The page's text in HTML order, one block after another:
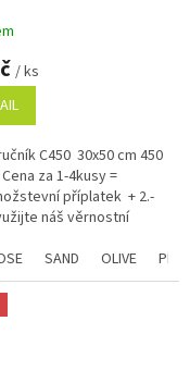
Froté žínka Classic 15x24
/ ks
C450 30x50 cm 450
za 1-4kusy =
příplatek + 2.-
náš věrnostní
SAND OLIVE